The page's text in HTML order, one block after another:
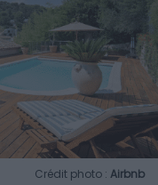
Crédit photo : Airbnb